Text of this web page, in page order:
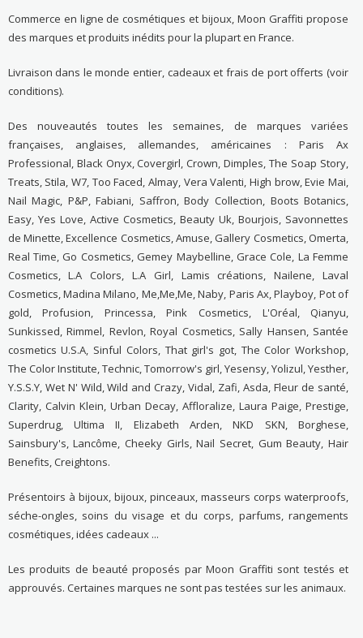
Commerce en ligne de cosmétiques et bijoux, Moon Graffiti propose
des marques et produits inédits pour la plupart en France.
Livraison dans le monde entier, cadeaux et frais de port offerts (voir
conditions).
Des nouveautés toutes les semaines, de marques variées
françaises, anglaises, allemandes, américaines : Paris Ax
Professional, Black Onyx, Covergirl, Crown, Dimples, The Soap Story,
Treats, Stila, W7, Too Faced, Almay, Vera Valenti, High brow, Evie Mai,
Nail Magic, P&P, Fabiani, Saffron, Body Collection, Boots Botanics,
Easy, Yes Love, Active Cosmetics, Beauty Uk, Bourjois, Savonnettes
de Minette, Excellence Cosmetics, Amuse, Gallery Cosmetics, Omerta,
Real Time, Go Cosmetics, Gemey Maybelline, Grace Cole, La Femme
Cosmetics, L.A Colors, L.A Girl, Lamis créations, Nailene, Laval
Cosmetics, Madina Milano, Me,Me,Me, Naby, Paris Ax, Playboy, Pot of
gold, Profusion, Princessa, Pink Cosmetics, L'Oréal, Qianyu,
Sunkissed, Rimmel, Revlon, Royal Cosmetics, Sally Hansen, Santée
cosmetics U.S.A, Sinful Colors, That girl's got, The Color Workshop,
The Color Institute, Technic, Tomorrow's girl, Yesensy, Yolizul, Yesther,
Y.S.S.Y, Wet N' Wild, Wild and Crazy, Vidal, Zafi, Asda, Fleur de santé,
Clarity, Calvin Klein, Urban Decay, Affloralize, Laura Paige, Prestige,
Superdrug, Ultima II, Elizabeth Arden, NKD SKN, Borghese,
Sainsbury's, Lancôme, Cheeky Girls, Nail Secret, Gum Beauty, Hair
Benefits, Creightons.
Présentoirs à bijoux, bijoux, pinceaux, masseurs corps waterproofs,
séche-ongles, soins du visage et du corps, parfums, rangements
cosmétiques, idées cadeaux ...
Les produits de beauté proposés par Moon Graffiti sont testés et
approuvés. Certaines marques ne sont pas testées sur les animaux.